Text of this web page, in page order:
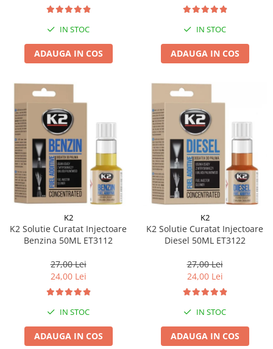
IN STOC
ADAUGA IN COS
IN STOC
ADAUGA IN COS
K2
K2 Solutie Curatat Injectoare
Benzina 50ML ET3112
27,00 Lei
24,00 Lei
IN STOC
ADAUGA IN COS
K2
K2 Solutie Curatat Injectoare
Diesel 50ML ET3122
27,00 Lei
24,00 Lei
IN STOC
ADAUGA IN COS